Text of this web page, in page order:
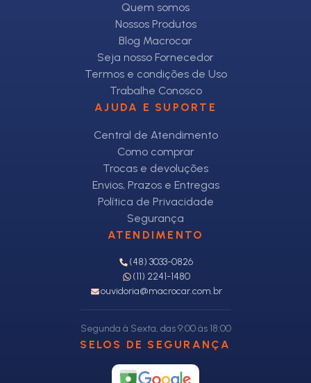
Quem somos
Nossos Produtos
Blog Macrocar
Seja nosso Fornecedor
Termos e condições de Uso
Trabalhe Conosco
AJUDA E SUPORTE
Central de Atendimento
Como comprar
Trocas e devoluções
Envios, Prazos e Entregas
Política de Privacidade
Segurança
ATENDIMENTO
(48) 3033-0826
(11) 2241-1480
ouvidoria@macrocar.com.br
Segunda à Sexta, das 9:00 às 18:00
SELOS DE SEGURANÇA